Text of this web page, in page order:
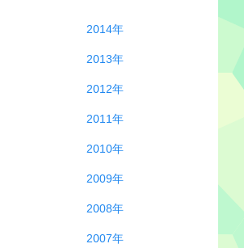
2014年
2013年
2012年
2011年
2010年
2009年
2008年
2007年